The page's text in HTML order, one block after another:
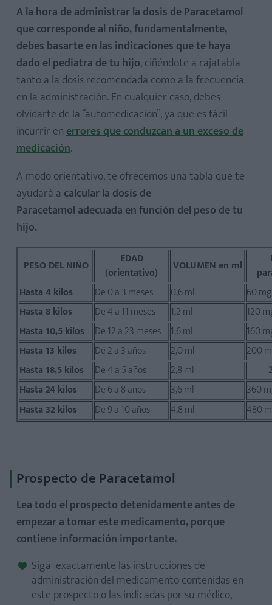
A la hora de administrar la dosis de Paracetamol
que corresponde al niño, fundamentalmente,
debes basarte en las indicaciones que te haya
dado el pediatra de tu hijo, ciñéndote a rajatabla
tanto a la dosis recomendada como a la frecuencia
en la administración. En cualquier caso, debes
olvidarte de la “automedicación”, ya que es fácil
incurrir enerrores que conduzcan a un exceso de
medicación.
A modo orientativo, te ofrecemos una tabla que te
ayudará a calcular la dosis de
Paracetamol adecuada en función del peso de tu
hijo.
PESO DEL NIÑO
EDAD
(orientativo)
VOLUMEN en ml
Hasta 4 kilos
De 0 a 3 meses 0,6 ml
60 mg
Hasta 8 kilos
De 4 a 11 meses 1,2 ml
120
Hasta 10,5 kilos
De 12 a 23 meses 1,6 ml
160
Hasta 13 kilos
De 2 a 3 años 2,0 ml
200
Hasta 18,5 kilos
De 4 a 5 años 2,8 ml
Hasta 24 kilos
De 6 a 8 años 3,6 ml
360
Hasta 32 kilos
De 9 a 10 años 4,8 ml 480
Prospecto de Paracetamol
Lea todo el prospecto detenidamente antes de
empezar a tomar este medicamento, porque
contiene información importante.
Siga exactamente las instrucciones de
administración del medicamento contenidas en
este prospecto o las indicadas por su médico,